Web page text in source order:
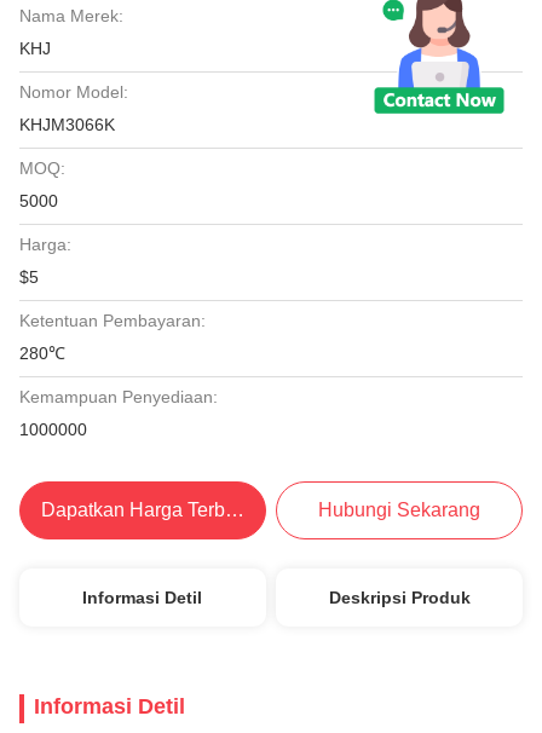
Nama Merek:
KHJ
Nomor Model:
KHJM3066K
MOQ:
5000
Harga:
$5
Ketentuan Pembayaran:
280℃
Kemampuan Penyediaan:
1000000
Dapatkan Harga Terbaik Hubungi Sekarang
Informasi Detil Deskripsi Produk
Informasi Detil